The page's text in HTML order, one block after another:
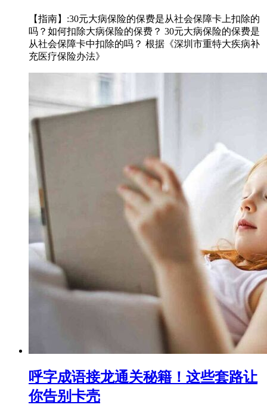
【指南】:30元大病保险的保费是从社会保障卡上扣除的
吗？如何扣除大病保险的保费？ 30元大病保险的保费是
从社会保障卡中扣除的吗？ 根据《深圳市重特大疾病补
充医疗保险办法》
呼字成语接龙通关秘籍！这些套路让
你告别卡壳